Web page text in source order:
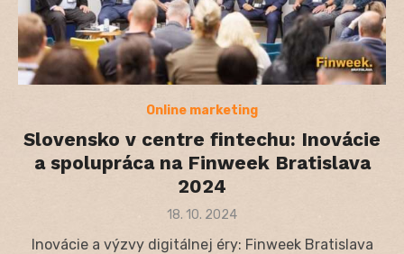
Online marketing
Slovensko v centre fintechu: Inovácie
a spolupráca na Finweek Bratislava
2024
Posted
18. 10. 2024
Inovácie a výzvy digitálnej éry: Finweek Bratislava